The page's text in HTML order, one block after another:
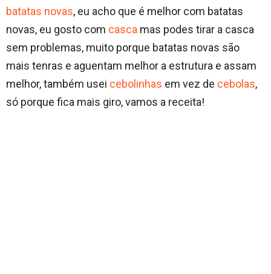
batatas novas, eu acho que é melhor com batatas
novas, eu gosto com casca mas podes tirar a casca
sem problemas, muito porque batatas novas são
mais tenras e aguentam melhor a estrutura e assam
melhor, também usei cebolinhas em vez de cebolas,
só porque fica mais giro, vamos a receita!